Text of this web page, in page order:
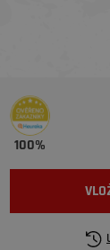
100%